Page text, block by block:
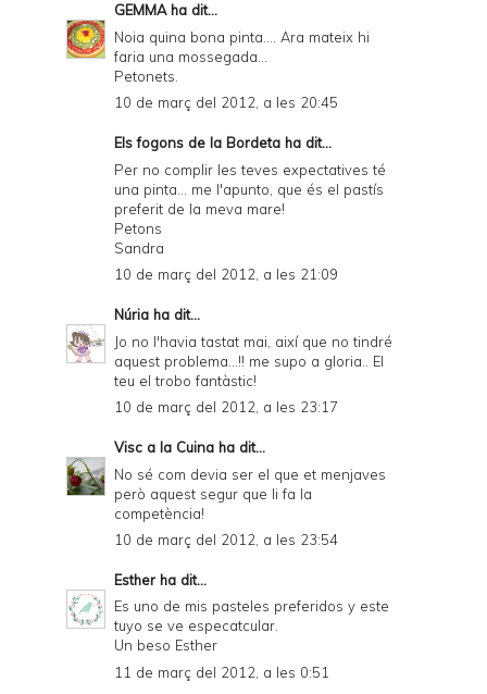
GEMMAha dit...
Noia quina bona pinta.... Ara mateix hi
faria una mossegada...
Petonets.
10 de març del 2012, a les 20:45
Els fogons de la Bordeta ha dit...
Per no complir les teves expectatives té
una pinta... me l'apunto, que és el pastís
preferit de la meva mare!
Petons
Sandra
10 de març del 2012, a les 21:09
Núria ha dit...
Jo no l'havia tastat mai, així que no tindré
aquest problema...!! me supo a gloria.. El
teu el trobo fantàstic!
10 de març del 2012, a les 23:17
Visc a la Cuina ha dit...
No sé com devia ser el que et menjaves
però aquest segur que li fa la
competència!
10 de març del 2012, a les 23:54
Esther ha dit...
Es uno de mis pasteles preferidos y este
tuyo se ve especatcular.
Un beso Esther
11 de març del 2012, a les 0:51